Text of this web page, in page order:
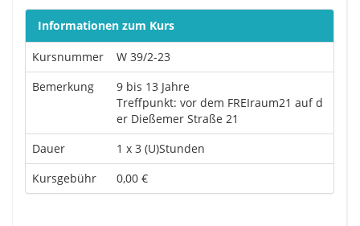
Informationen zum Kurs
Kursnummer
W 39/2-23
Bemerkung
9 bis 13 Jahre
Treffpunkt: vor dem FREIraum21 auf d
er Dießemer Straße 21
Dauer
1 x 3 (U)Stunden
Kursgebühr
0,00 €